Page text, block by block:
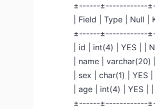
±------±------------
| Field | Type | Null |
±------±------------
| id | int(4) | YES | |
| name | varchar(20)
| sex | char(1) | YES |
| age | int(4) | YES | |
±------±------------